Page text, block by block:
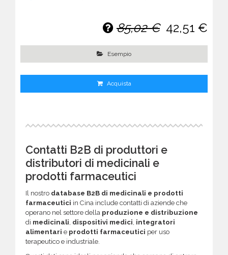
85,02 € 42,51 €
Esempio
Acquista
Contatti B2B di produttori e
distributori di medicinali e
prodotti farmaceutici
Il nostro database B2B di medicinali e prodotti
farmaceutici in Cina include contatti di aziende che
operano nel settore della produzione e distribuzione
di medicinali, dispositivi medici, integratori
alimentari e prodotti farmaceutici per uso
terapeutico e industriale.